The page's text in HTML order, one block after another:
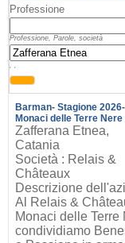
Professione
Professione, Parole, società
, ,
Barman- Stagione 2026-
Monaci delle Terre Nere
Zafferana Etnea,
Catania
Società : Relais &
Châteaux
Descrizione
Al Relais &
Monaci delle Terre
condividiamo